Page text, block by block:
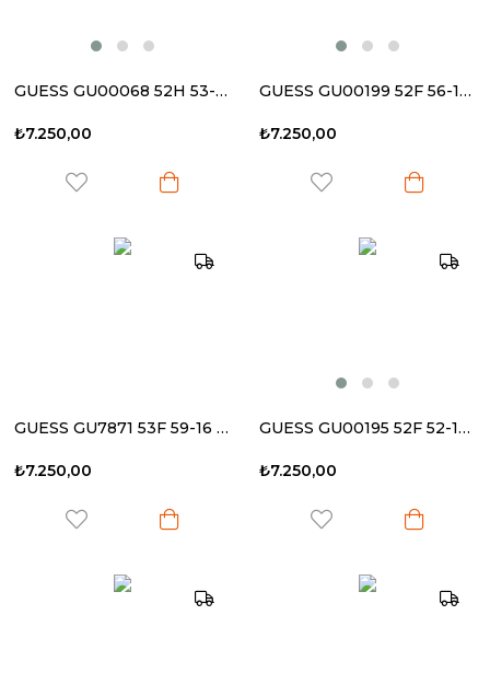
GUESS GU00068 52H 53-22 145 Kadın Güneş Gözlüğü
₺7.250,00
GUESS GU00199 52F 56-17 140 Kadın Güneş Gözlüğü
₺7.250,00
GUESS GU7871 53F 59-16 135 Kadın Güneş Gözlüğü
₺7.250,00
GUESS GU00195 52F 52-17 140 Kadın Güneş Gözlüğü
₺7.250,00